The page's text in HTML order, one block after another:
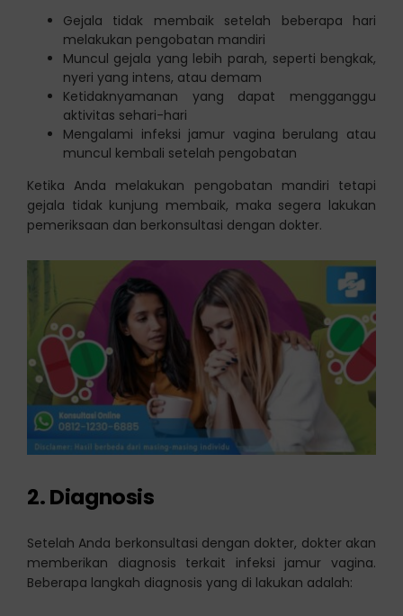
Gejala tidak membaik setelah beberapa hari
melakukan pengobatan mandiri
Muncul gejala yang lebih parah, seperti bengkak,
nyeri yang intens, atau demam
Ketidaknyamanan yang dapat mengganggu
aktivitas sehari-hari
Mengalami infeksi jamur vagina berulang atau
muncul kembali setelah pengobatan
Ketika Anda melakukan pengobatan mandiri tetapi
gejala tidak kunjung membaik, maka segera lakukan
pemeriksaan dan berkonsultasi dengan dokter.
2. Diagnosis
Setelah Anda berkonsultasi dengan dokter, dokter akan
memberikan diagnosis terkait infeksi jamur vagina.
Beberapa langkah diagnosis yang di lakukan adalah: